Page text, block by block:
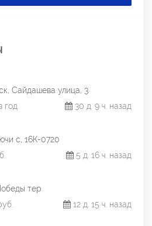
Сайдашева улица, 3
год
30 д. 9 ч. назад
с, 16К-0720
5 д. 16 ч. назад
тер
12 д. 15 ч. назад